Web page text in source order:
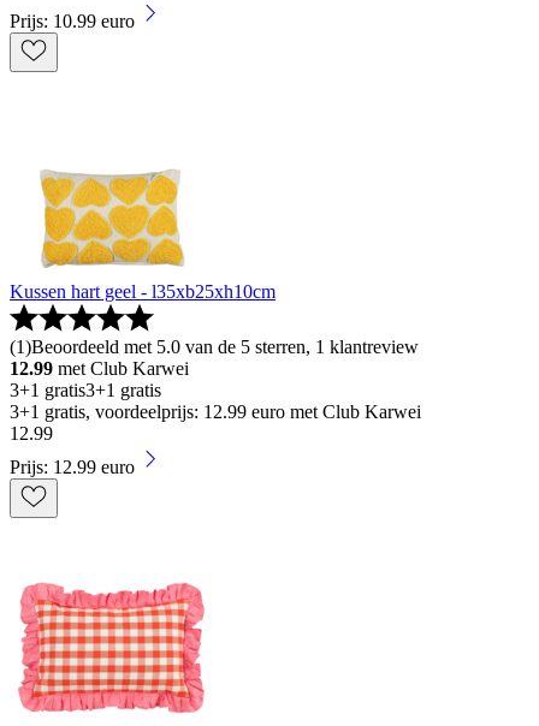
Prijs: 10.99 euro
Kussen hart geel - l35xb25xh10cm
(1)Beoordeeld met 5.0 van de 5 sterren, 1 klantreview
12.99 met Club Karwei
3+1 gratis3+1 gratis
3+1 gratis, voordeelprijs: 12.99 euro met Club Karwei
12.99
Prijs: 12.99 euro